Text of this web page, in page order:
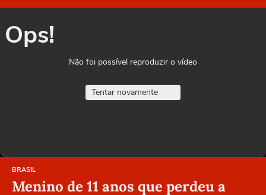
Ops!
Não foi possível reproduzir o vídeo
Tentar novamente
BRASIL
Menino de 11 anos que perdeu a